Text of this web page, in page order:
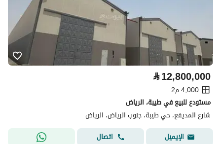
⃁12,800,000
4,000 م2
مستودع للبيع في طيبة، الرياض
شارع المديفع، حي طيبة، جنوب الرياض، الرياض
الإيميل
اتصال